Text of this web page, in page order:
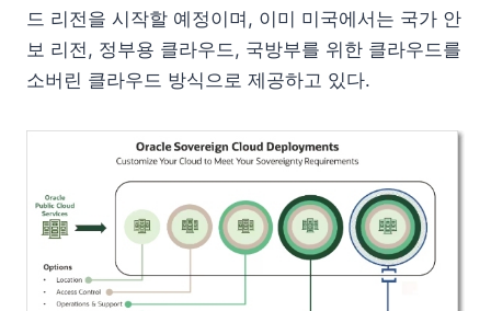
드 리전을 시작할 예정이며, 이미 미국에서는 국가 안
보 리전, 정부용 클라우드, 국방부를 위한 클라우드를
소버린 클라우드 방식으로 제공하고 있다.